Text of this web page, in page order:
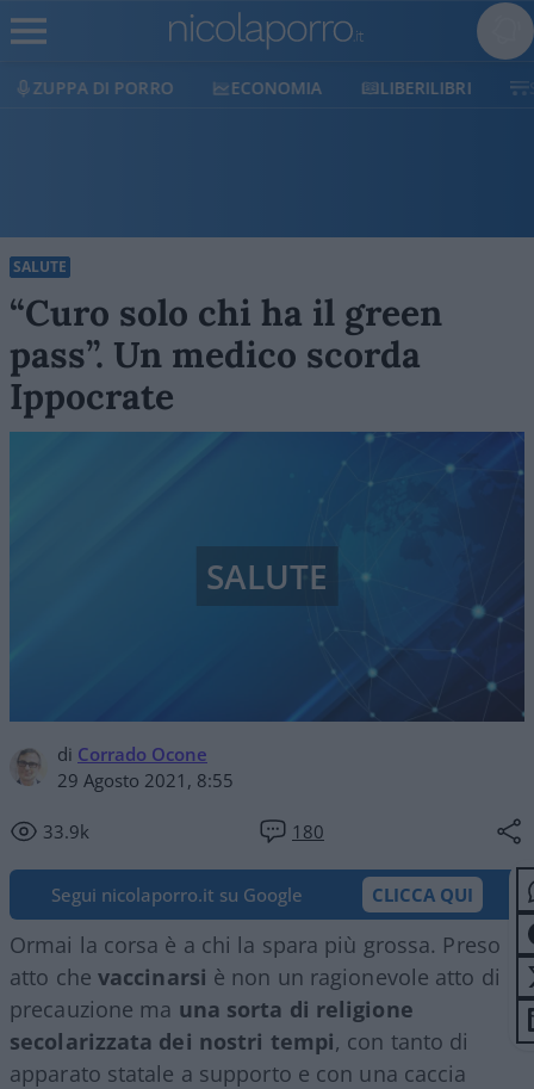
ECONOMIA LIBERILIBRI SHOP SOSTIENICI
SALUTE
“Curo solo chi ha il green
pass”. Un medico scorda
Ippocrate
di Corrado Ocone
29 Agosto 2021, 8:55
33.9k 180
SALUTE
Segui nicolaporro.it su Google CLICCA QUI
Ormai la corsa è a chi la spara più grossa. Preso
atto che vaccinarsi è non un ragionevole atto di
precauzione ma una sorta di religione
secolarizzata dei nostri tempi, con tanto di
apparato statale a supporto e con una caccia